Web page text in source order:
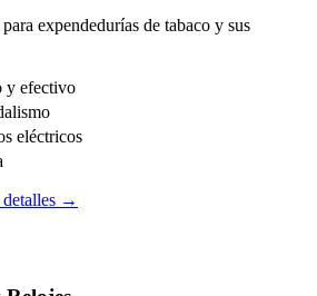
expendedurías de tabaco y sus
y efectivo
eléctricos
detalles →